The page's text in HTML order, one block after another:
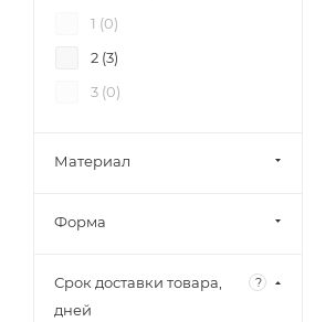
1 (0)
2 (3)
3 (0)
Материал
Форма
Срок доставки товара,
дней
?